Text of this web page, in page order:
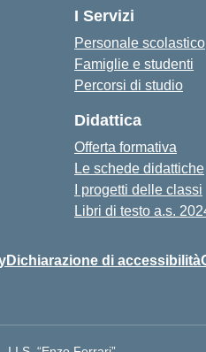
I Servizi
Personale scolastico
Famiglie e studenti
Percorsi di studio
Didattica
Offerta formativa
Le schede didattiche
I progetti delle classi
Libri di testo a.s.
Dichiarazione di accessibilità